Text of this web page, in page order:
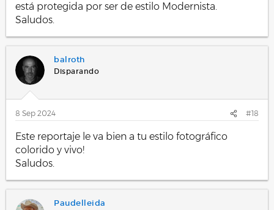
está protegida por ser de estilo Modernista.
Saludos.
balroth
Disparando
8 Sep 2024 #18
Este reportaje le va bien a tu estilo fotográfico
colorido y vivo!
Saludos.
Paudelleida